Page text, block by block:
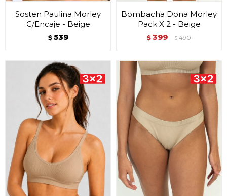
Sosten Paulina Morley
C/Encaje - Beige
$ 539
Bombacha Dona Morley
Pack X 2 - Beige
$ 399 $ 490